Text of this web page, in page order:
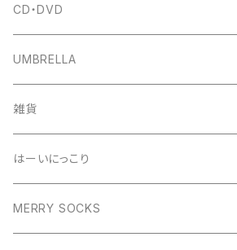
CD・DVD
UMBRELLA
雑貨
はーいにっこり
MERRY SOCKS